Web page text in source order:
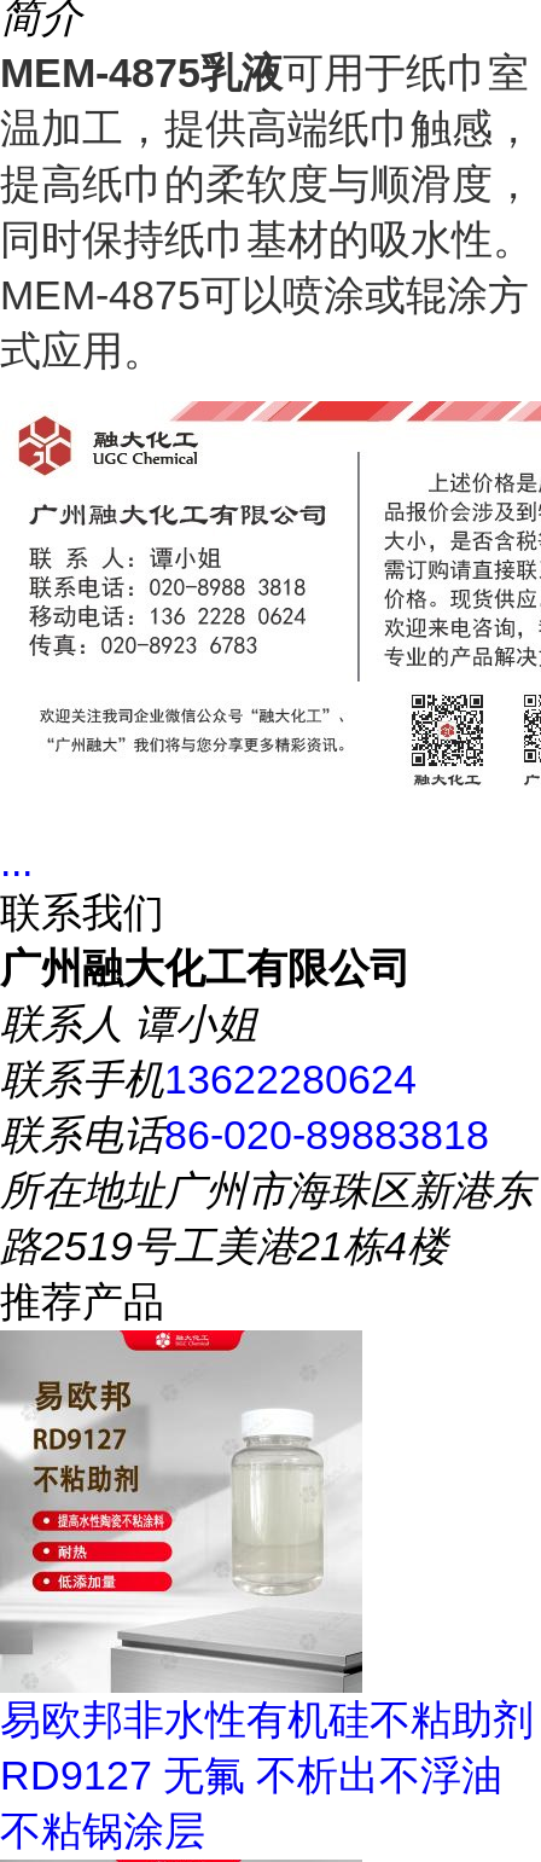
简介
MEM-4875乳液可用于纸巾室
温加工，提供高端纸巾触感，
提高纸巾的柔软度与顺滑度，
同时保持纸巾基材的吸水性。
MEM-4875可以喷涂或辊涂方
式应用。
...
联系我们
广州融大化工有限公司
联系人 谭小姐
联系手机13622280624
联系电话86-020-89883818
所在地址广州市海珠区新港东
路2519号工美港21栋4楼
推荐产品
易欧邦非水性有机硅不粘助剂
RD9127 无氟 不析出不浮油
不粘锅涂层